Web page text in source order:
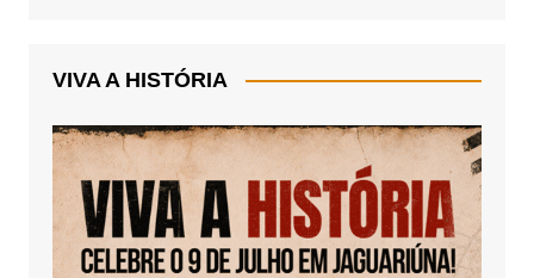
VIVA A HISTÓRIA